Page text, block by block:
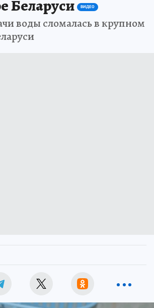
Беларуси ВИДЕО
воды сломалась в крупном